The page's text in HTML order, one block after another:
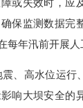
保监测数据完
每年汛前开展人
高水位运行
响大坝安全的